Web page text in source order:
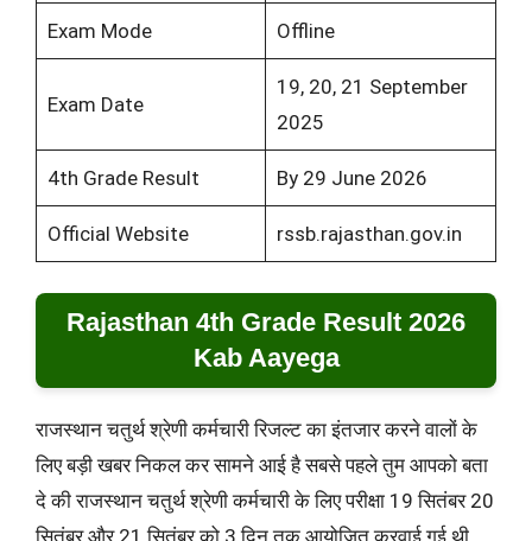
Exam Mode Offline
Exam Date
19, 20, 21 September
2025
4th Grade Result By 29 June 2026
Official Website rssb.rajasthan.gov.in
Rajasthan 4th Grade Result 2026
Kab Aayega
राजस्थान चतुर्थ श्रेणी कर्मचारी रिजल्ट का इंतजार करने वालों के
लिए बड़ी खबर निकल कर सामने आई है सबसे पहले तुम आपको बता
दे की राजस्थान चतुर्थ श्रेणी कर्मचारी के लिए परीक्षा 19 सितंबर 20
सितंबर और 21 सितंबर को 3 दिन तक आयोजित करवाई गई थी